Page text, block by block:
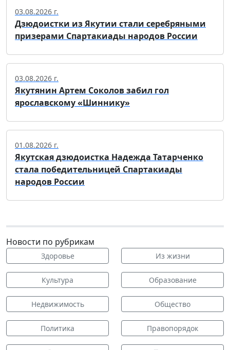
03.08.2026 г.
Дзюдоистки из Якутии стали серебряными
призерами Спартакиады народов России
03.08.2026 г.
Якутянин Артем Соколов забил гол
ярославскому «Шиннику»
01.08.2026 г.
Якутская дзюдоистка Надежда Татарченко
стала победительницей Спартакиады
народов России
Новости по рубрикам
Здоровье Из жизни
Культура Образование
Недвижимость Общество
Политика Правопорядок